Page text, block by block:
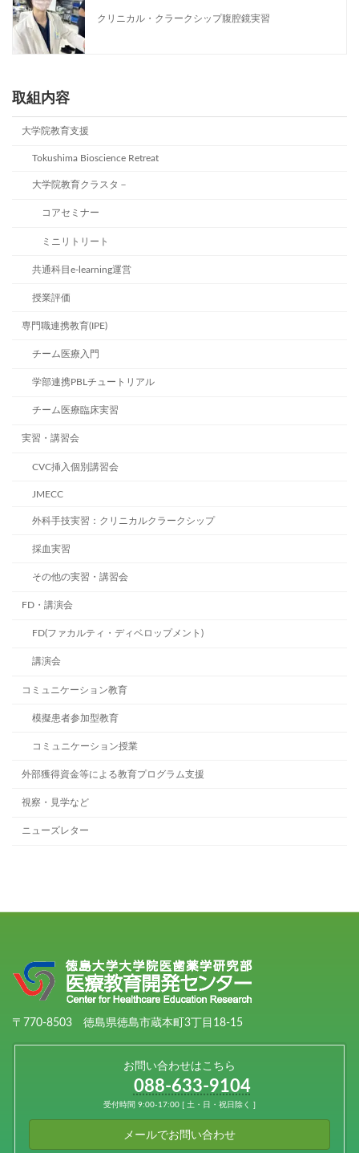
クリニカル・クラークシップ腹腔鏡実習
取組内容
大学院教育支援
Tokushima Bioscience Retreat
大学院教育クラスタ－
コアセミナー
ミニリトリート
共通科目e-learning運営
授業評価
専門職連携教育(IPE)
チーム医療入門
学部連携PBLチュートリアル
チーム医療臨床実習
実習・講習会
CVC挿入個別講習会
JMECC
外科手技実習：クリニカルクラークシップ
採血実習
その他の実習・講習会
FD・講演会
FD(ファカルティ・ディベロップメント)
講演会
コミュニケーション教育
模擬患者参加型教育
コミュニケーション授業
外部獲得資金等による教育プログラム支援
視察・見学など
ニューズレター
〒770-8503 徳島県徳島市蔵本町3丁目18-15
お問い合わせはこちら
088-633-9104
受付時間 9:00-17:00 [ 土・日・祝日除く ]
メールでお問い合わせ